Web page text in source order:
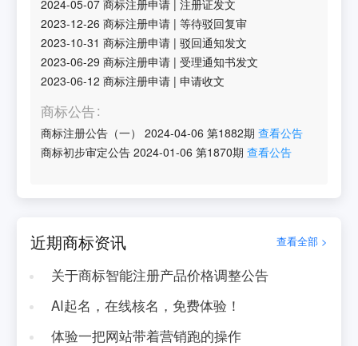
2024-05-07 商标注册申请 |注册证发文
2023-12-26 商标注册申请 |等待驳回复审
2023-10-31 商标注册申请 |驳回通知发文
2023-06-29 商标注册申请 |受理通知书发文
2023-06-12 商标注册申请 |申请收文
商标公告
商标注册公告（一） 2024-04-06 第1882期 查看公告
商标初步审定公告 2024-01-06 第1870期 查看公告
近期商标资讯 查看全部 >
关于商标智能注册产品价格调整公告
AI起名，在线核名，免费体验！
体验一把网站带着营销跑的操作